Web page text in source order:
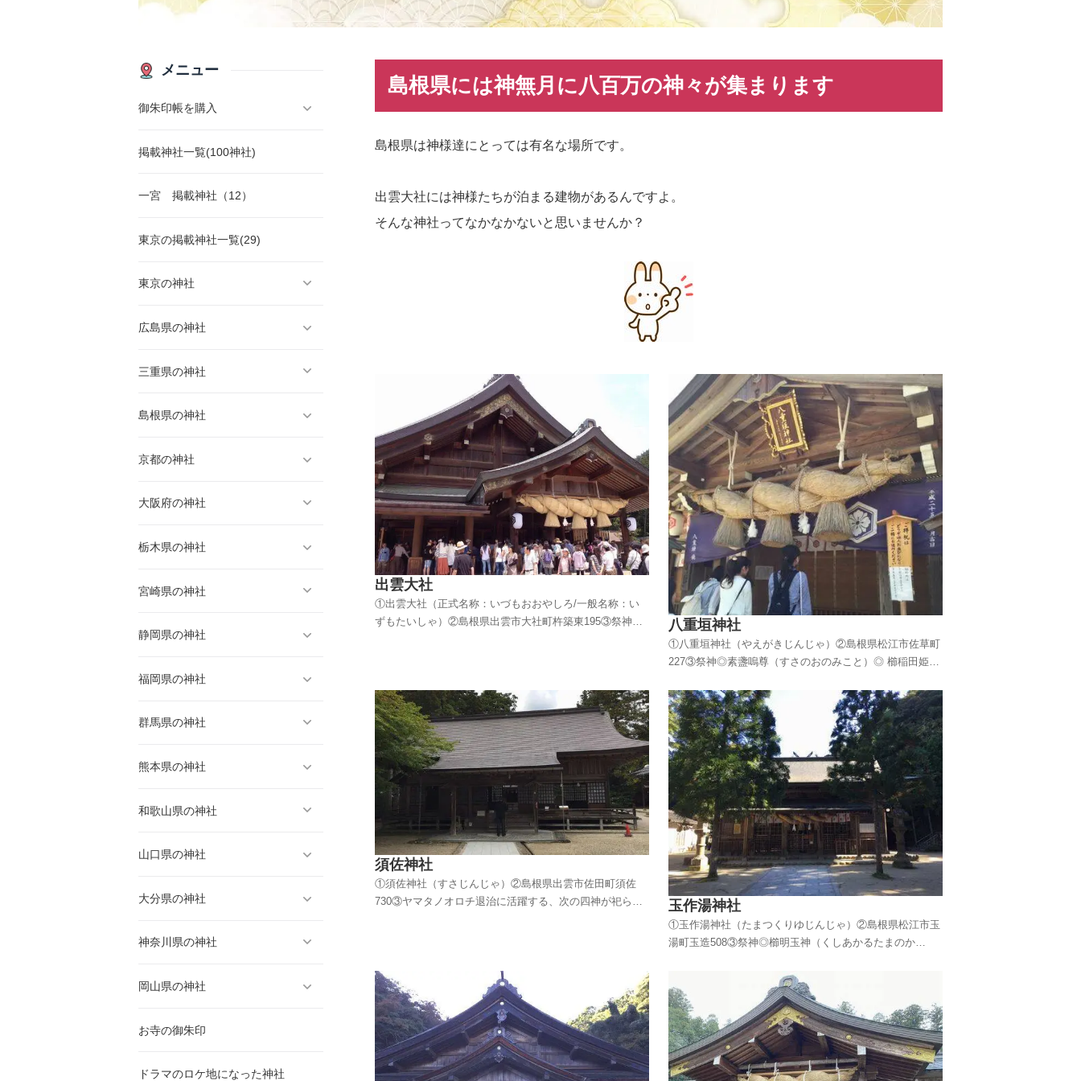
島根県には神無月に八百万の神々が集まります
島根県は神様達にとっては有名な場所です。
出雲大社には神様たちが泊まる建物があるんですよ。
そんな神社ってなかなかないと思いませんか？
出雲大社
①出雲大社（正式名称：いづもおおやしろ/一般名称：い
ずもたいしゃ）②島根県出雲市大社町杵築東195③祭神◎
は、キング・オブ・縁結びとも言える縁...
八重垣神社
①八重垣神社（やえがきじんじゃ）②島根県松江市佐草町
227③祭神◎素盞嗚尊（すさのおのみこと）◎ 櫛稲田姫
こと）◎ 青幡佐久佐日古命（あおはたさくさひこのみこ
と）④縁結び、厄除け⑤二十亀甲に剣花菱⑥意宇六社の一
社⑦八重垣神社は最強の縁結びパワーがあ...
須佐神社
①須佐神社（すさじんじゃ）②島根県出雲市佐田町須佐
730③ヤマタノオロチ退治に活躍する、次の四神が祀られ
「櫛」に変身。◎足摩槌命（あしなづちのみこと）...
玉作湯神社
①玉作湯神社（たまつくりゆじんじゃ）②島根県松江市玉
湯町玉造508③祭神◎櫛明玉神（くしあかるたまのか
職業部・玉造部の祖。◎大名持神（おおなむちのかみ）：
大国主の別名。日本神話に登場する代表的な神。温泉療法
の神。◎少彦名神（すくなびこなのかみ）：大...
メニュー
御朱印帳を購入
掲載神社一覧(100神社)
一宮 掲載神社（12）
東京の掲載神社一覧(29)
東京の神社
広島県の神社
三重県の神社
島根県の神社
京都の神社
大阪府の神社
栃木県の神社
宮崎県の神社
静岡県の神社
福岡県の神社
群馬県の神社
熊本県の神社
和歌山県の神社
山口県の神社
大分県の神社
神奈川県の神社
岡山県の神社
お寺の御朱印
ドラマのロケ地になった神社